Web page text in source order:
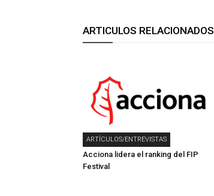
ARTICULOS RELACIONADOS
ARTÍCULOS/ENTREVISTAS
Acciona lidera el ranking del FIP
Festival